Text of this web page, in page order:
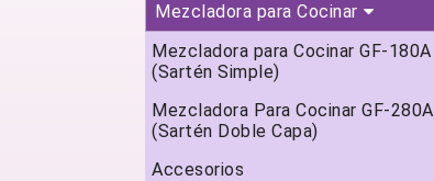
Mezcladora para Cocinar
Mezcladora para Cocinar GF-180A
(Sartén Simple)
Mezcladora Para Cocinar GF-280A
(Sartén Doble Capa)
Accesorios